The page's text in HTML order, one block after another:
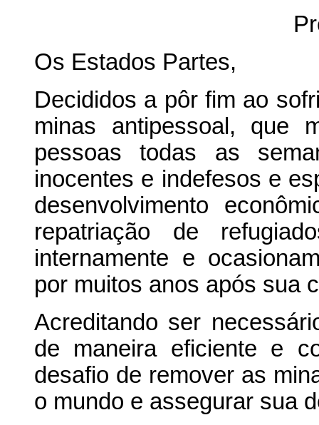
Os Estados Partes,
Decididos a pôr fim ao
minas antipessoal, que
pessoas todas as
inocentes e indefesos e
desenvolvimento
repatriação de
internamente e
por muitos anos após sua
Acreditando ser
de maneira eficiente e
desafio de remover as
o mundo e assegurar sua